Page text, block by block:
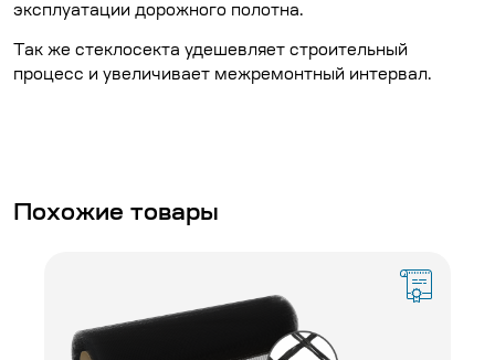
эксплуатации дорожного полотна.
Так же стеклосекта удешевляет строительный
процесс и увеличивает межремонтный интервал.
Похожие товары